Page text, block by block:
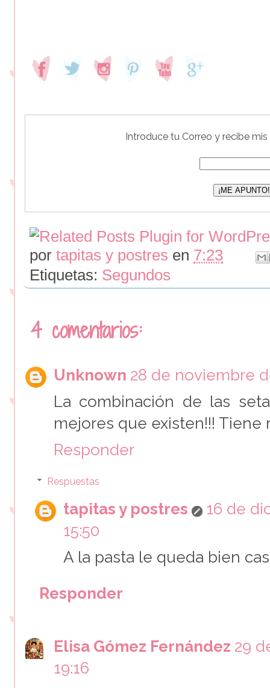
Introduce tu Correo y recibe
por tapitas y postres en 7:23
Etiquetas: Segundos
4 comentarios:
Unknown 28 de noviembre
La combinación de las
mejores que existen!!! Tiene
Responder
Respuestas
tapitas y postres
16 de
15:50
A la pasta le queda bien
Responder
Elisa Gómez Fernández 29
19:16